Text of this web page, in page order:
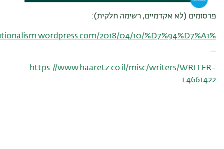
פרסומים (לא אקדמיים, רשימה חלקית):
2018/04/10/%D7%94%D7%A1%
…
https://www.haaretz.co.il/misc/writers/WRITER-
1.4661422